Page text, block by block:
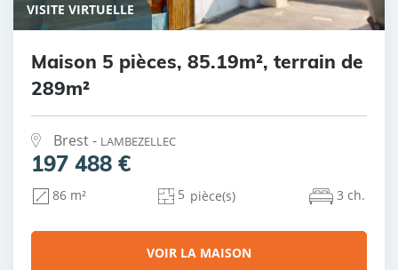
VISITE VIRTUELLE
Maison 5 pièces, 85.19m², terrain de
289m²
Brest - LAMBEZELLEC
197 488 €
86 m² 5 pièce(s) 3 ch.
VOIR LA MAISON